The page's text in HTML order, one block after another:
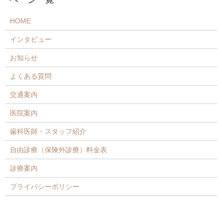
HOME
インタビュー
お知らせ
よくある質問
交通案内
医院案内
歯科医師・スタッフ紹介
自由診療（保険外診療）料金表
診療案内
プライバシーポリシー